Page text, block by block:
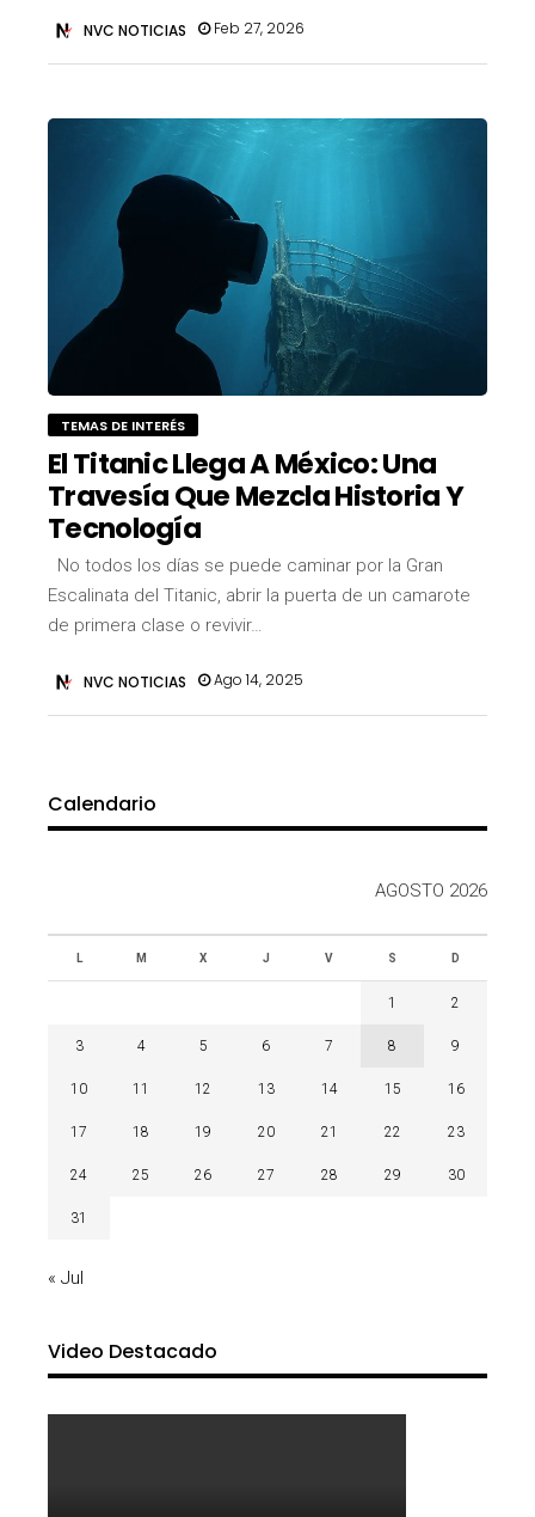
NVC NOTICIAS Feb 27, 2026
TEMAS DE INTERÉS
El Titanic Llega A México: Una
Travesía Que Mezcla Historia Y
Tecnología
No todos los días se puede caminar por la Gran
Escalinata del Titanic, abrir la puerta de un camarote
de primera clase o revivir…
NVC NOTICIAS Ago 14, 2025
Calendario
AGOSTO 2026
L M X J V S D
1 2
3 4 5 6 7 8 9
10 11 12 13 14 15 16
17 18 19 20 21 22 23
24 25 26 27 28 29 30
31
« Jul
Video Destacado